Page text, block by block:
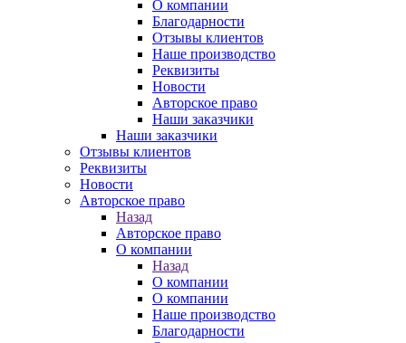
О компании
Благодарности
Отзывы клиентов
Наше производство
Реквизиты
Новости
Авторское право
Наши заказчики
Наши заказчики
Отзывы клиентов
Реквизиты
Новости
Авторское право
Назад
Авторское право
О компании
Назад
О компании
О компании
Наше производство
Благодарности